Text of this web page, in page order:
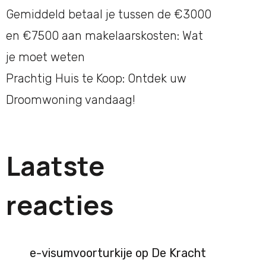
Gemiddeld betaal je tussen de €3000
en €7500 aan makelaarskosten: Wat
je moet weten
Prachtig Huis te Koop: Ontdek uw
Droomwoning vandaag!
Laatste
reacties
e-visumvoorturkije op De Kracht